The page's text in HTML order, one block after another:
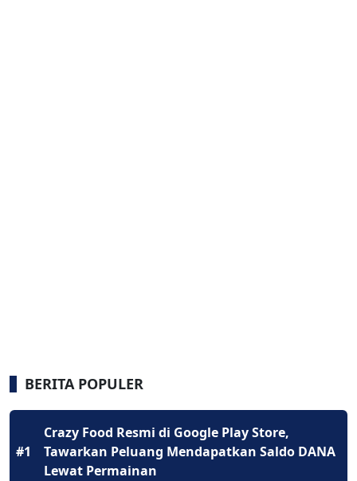
BERITA POPULER
#1
Crazy Food Resmi di Google Play Store,
Tawarkan Peluang Mendapatkan Saldo DANA
Lewat Permainan